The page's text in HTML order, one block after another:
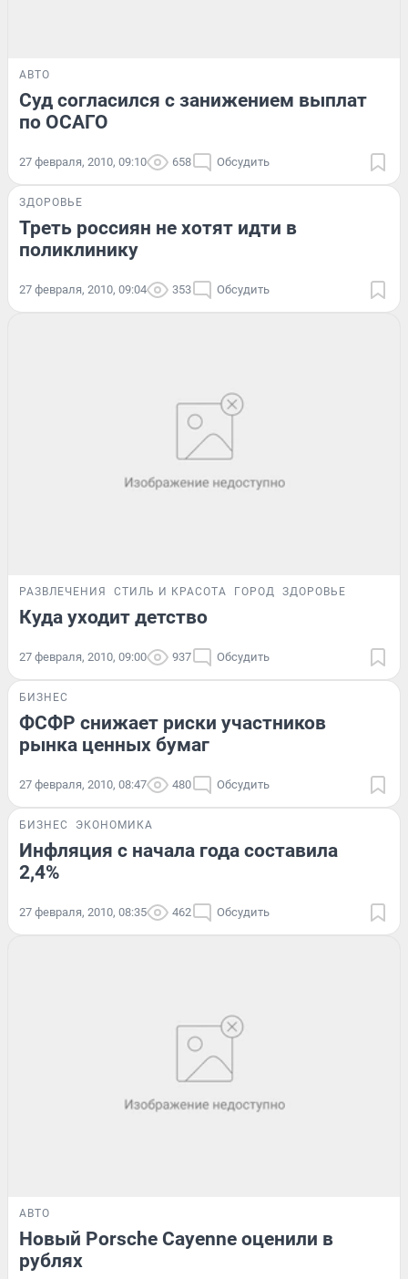
АВТО
Суд согласился с занижением выплат
по ОСАГО
27 февраля, 2010, 09:10 658 Обсудить
ЗДОРОВЬЕ
Треть россиян не хотят идти в
поликлинику
27 февраля, 2010, 09:04 353 Обсудить
РАЗВЛЕЧЕНИЯ СТИЛЬ И КРАСОТА ГОРОД ЗДОРОВЬЕ
Куда уходит детство
27 февраля, 2010, 09:00 937 Обсудить
БИЗНЕС
ФСФР снижает риски участников
рынка ценных бумаг
27 февраля, 2010, 08:47 480 Обсудить
БИЗНЕС ЭКОНОМИКА
Инфляция с начала года составила
2,4%
27 февраля, 2010, 08:35 462 Обсудить
АВТО
Новый Porsche Cayenne оценили в
рублях